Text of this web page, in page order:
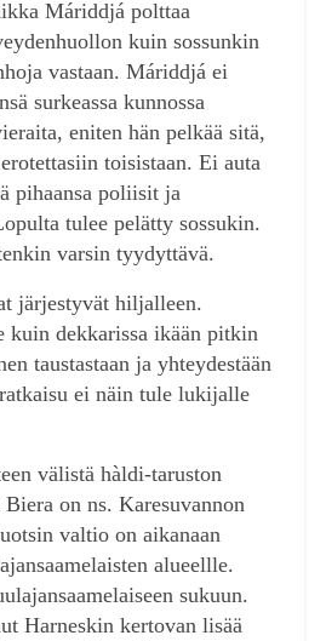
Máriddjá polttaa
kuin sossunkin
vastaan. Máriddjá ei
surkeassa kunnossa
eniten hän pelkää sitä,
toisistaan. Ei auta
pihaansa poliisit ja
tulee pelätty sossukin.
varsin tyydyttävä.
järjestyvät hiljalleen.
kuin dekkarissa ikään pitkin
taustastaan ja yhteydestään
ei näin tule lukijalle
välistä hàldi-taruston
on ns. Karesuvannon
valtio on aikanaan
alueellle.
sukuun.
Harneskin kertovan lisää